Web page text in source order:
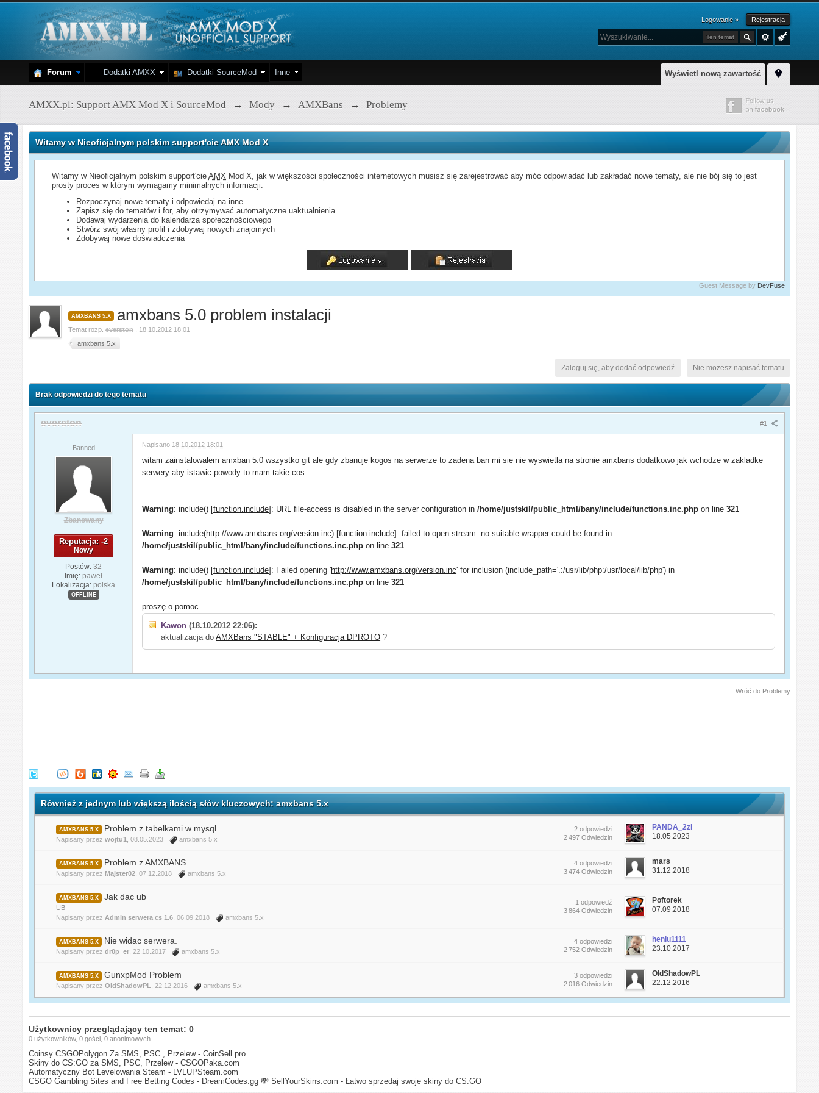
Logowanie » Rejestracja
Ten temat
Wyświetl nową zawartość
Forum Dodatki AMXX Dodatki SourceMod Inne
AMXX.pl: Support AMX Mod X i SourceMod → Mody → AMXBans → Problemy
Witamy w Nieoficjalnym polskim support'cie AMX Mod X
Witamy w Nieoficjalnym polskim support'cieAMX Mod X, jak w większości społeczności internetowych musisz się zarejestrować aby móc odpowiadać lub zakładać nowe tematy, ale nie bój się to jest
prosty proces w którym wymagamy minimalnych informacji.
Rozpoczynaj nowe tematy i odpowiedaj na inne
Zapisz się do tematów i for, aby otrzymywać automatyczne uaktualnienia
Dodawaj wydarzenia do kalendarza społecznościowego
Stwórz swój własny profil i zdobywaj nowych znajomych
Zdobywaj nowe doświadczenia
Guest Message by DevFuse
AMXBANS 5.X amxbans 5.0 problem instalacji
Temat rozp.everston
18.10.2012 18:01
amxbans 5.x
Nie możesz napisać tematu
Zaloguj się, aby dodać odpowiedź
Brak odpowiedzi do tego tematu
#1
everston
Banned
Zbanowany
Reputacja: -2
Nowy
Postów: 32
Imię: paweł
Lokalizacja: polska
OFFLINE
Napisano 18.10.2012 18:01
witam zainstalowalem amxban 5.0 wszystko git ale gdy zbanuje kogos na serwerze to zadena ban mi sie nie wyswietla na stronie amxbans dodatkowo jak wchodze w zakladke
serwery aby istawic powody to mam takie cos
Warning: include() [function.include]: URL file-access is disabled in the server configuration in/home/justskil/public_html/bany/include/functions.inc.php on line321
Warning: include(http://www.amxbans.org/version.inc) [function.include]: failed to open stream: no suitable wrapper could be found in
/home/justskil/public_html/bany/include/functions.inc.php on line321
Warning: include() [function.include]: Failed opening 'http://www.amxbans.org/version.inc' for inclusion (include_path='.:/usr/lib/php:/usr/local/lib/php') in
/home/justskil/public_html/bany/include/functions.inc.php on line321
proszę o pomoc
Kawon (18.10.2012 22:06):
aktualizacja doAMXBans "STABLE" + Konfiguracja DPROTO ?
Wróć do Problemy
Również z jednym lub większą ilością słów kluczowych: amxbans 5.x
AMXBANS 5.X Problem z tabelkami w mysql
Napisany przezwojtu1 , 08.05.2023 amxbans 5.x
2 odpowiedzi
2 497 Odwiedzin
PANDA_2zl
18.05.2023
AMXBANS 5.X Problem z AMXBANS
Napisany przez Majster02 , 07.12.2018 amxbans 5.x
4 odpowiedzi
3 474 Odwiedzin
mars
31.12.2018
AMXBANS 5.X Jak dac ub
UB
Napisany przez Admin serwera cs 1.6 , 06.09.2018 amxbans 5.x
1 odpowiedź
3 864 Odwiedzin
Poftorek
07.09.2018
AMXBANS 5.X Nie widac serwera.
Napisany przezdr0p_er , 22.10.2017 amxbans 5.x
4 odpowiedzi
2 752 Odwiedzin
heniu1111
23.10.2017
AMXBANS 5.X GunxpMod Problem
Napisany przezOldShadowPL , 22.12.2016 amxbans 5.x
3 odpowiedzi
2 016 Odwiedzin
OldShadowPL
22.12.2016
Użytkownicy przeglądający ten temat: 0
0 użytkowników, 0 gości, 0 anonimowych
Coinsy CSGOPolygon Za SMS, PSC , Przelew - CoinSell.pro
Skiny do CS:GO za SMS, PSC, Przelew - CSGOPaka.com
Automatyczny Bot Levelowania Steam - LVLUPSteam.com
CSGO Gambling Sites and Free Betting Codes - DreamCodes.gg 💸 SellYourSkins.com - Łatwo sprzedaj swoje skiny do CS:GO